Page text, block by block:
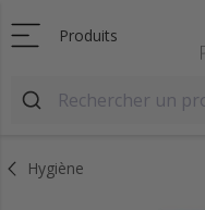
Produits
Hygiène